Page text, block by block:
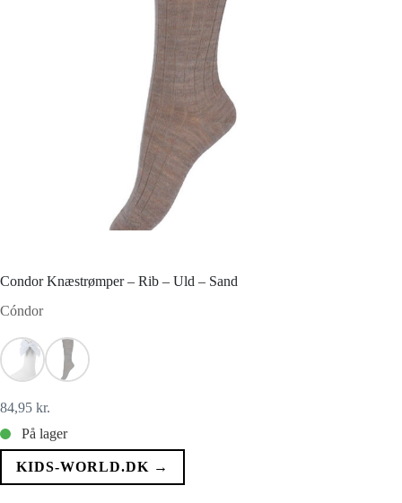
Condor Knæstrømper – Rib – Uld – Sand
Cóndor
84,95 kr.
På lager
KIDS-WORLD.DK →